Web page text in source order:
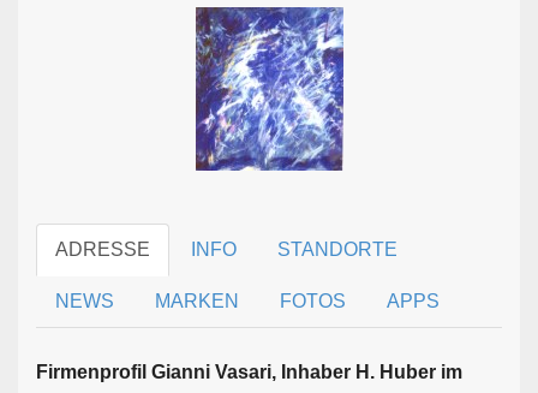
ADRESSE INFO STANDORTE
NEWS MARKEN FOTOS APPS
Firmen­profil Gianni Vasari, Inhaber H. Huber im